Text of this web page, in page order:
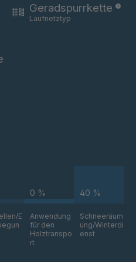
T 88 4
T 53 3
T 51 3 4034964
Geradspurrkette
Laufnetztyp
E
0 %
Anwendung
für den
Holztranspo
rt
40 %
Schneeräum
ung/Winterdi
enst